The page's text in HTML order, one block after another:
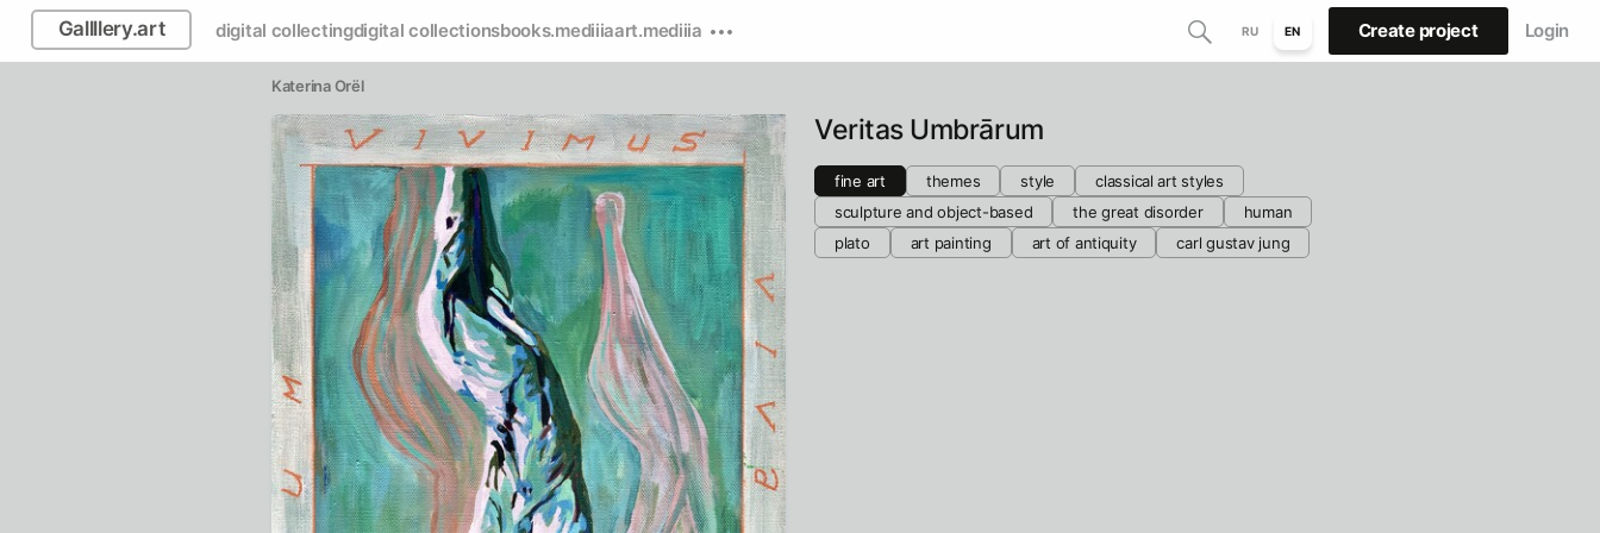
Gallllery.art digital collectingdigital collectionsbooks.mediiiaart.mediiia RU EN Create project Login
Katerina Orёl
Veritas Umbrārum
fine art themes style
classical art styles
sculpture and object-based
the great disorder
human
plato
art painting art of antiquity carl gustav jung